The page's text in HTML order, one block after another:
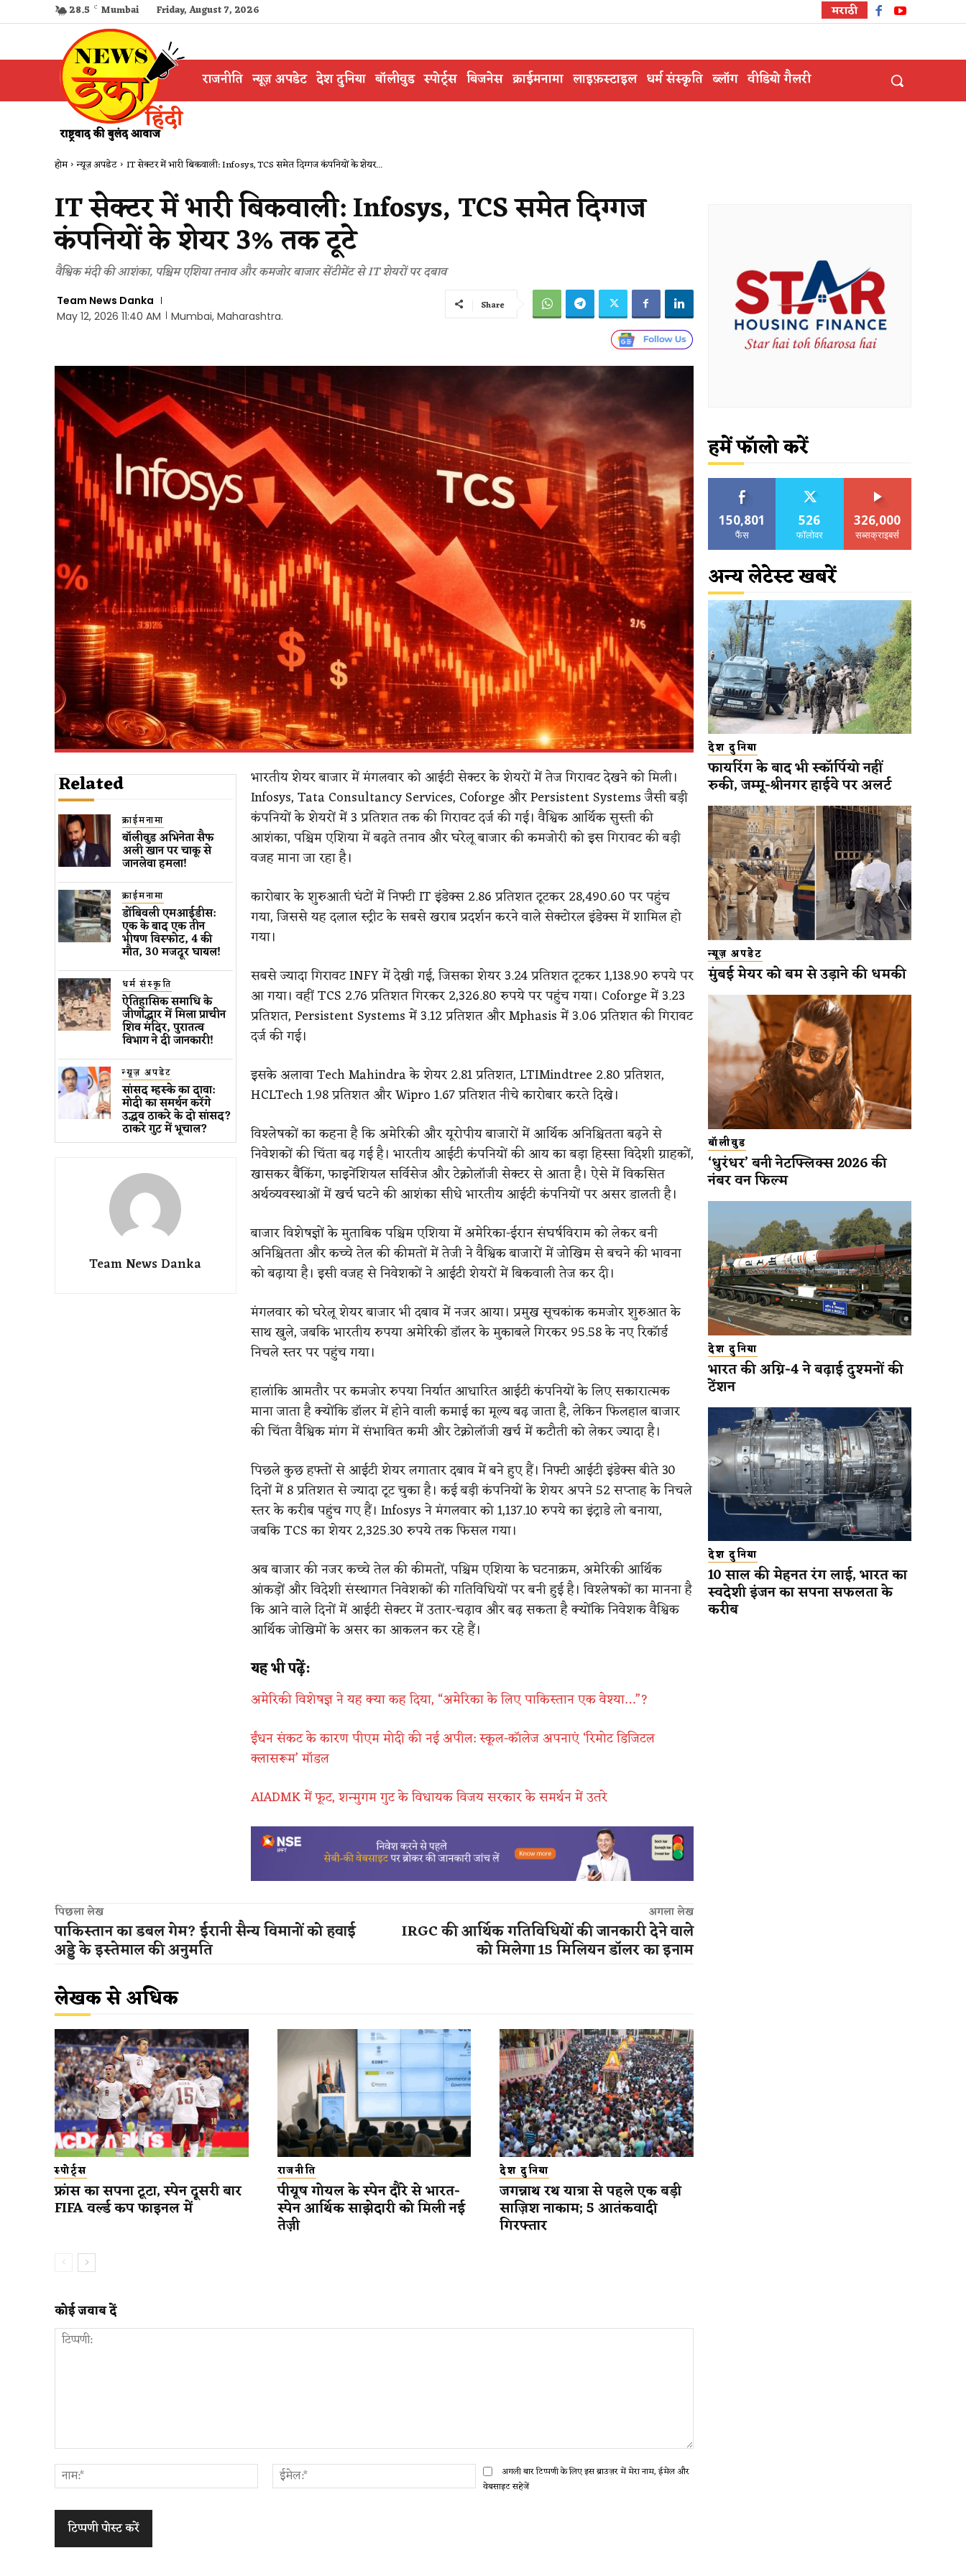
28.5 C Mumbai Friday, August 7, 2026 मराठी
राजनीति न्यूज़ अपडेट देश दुनिया बॉलीवुड स्पोर्ट्स बिजनेस क्राईमनामा लाइफ़स्टाइल धर्म संस्कृति ब्लॉग वीडियो गैलरी
होम न्यूज़ अपडेट IT सेक्टर में भारी बिकवाली: Infosys, TCS समेत दिग्गज कंपनियों के शेयर...
IT सेक्टर में भारी बिकवाली: Infosys, TCS समेत दिग्गज
कंपनियों के शेयर 3% तक टूटे
वैश्विक मंदी की आशंका, पश्चिम एशिया तनाव और कमजोर बाजार सेंटीमेंट से IT शेयरों पर दबाव
Team News Danka
May 12, 2026 11:40 AM
Mumbai, Maharashtra.
Share
Related
क्राईमनामा
बॉलीवुड​ अभिनेता सैफ
अली खान पर चाकू से ​
जानलेवा हमला​!
क्राईमनामा
डोंबिवली एमआईडीस:
एक के बाद एक तीन
भीषण विस्फोट, 4 की
मौत, 30 मजदूर घायल!
धर्म संस्कृति
ऐतिहासिक समाधि के
जीर्णोद्धार में मिला प्राचीन
शिव मंदिर, पुरातत्व
विभाग ने दी जानकारी!
न्यूज़ अपडेट
सांसद म्हस्के का दावा:
मोदी का समर्थन करेंगे
उद्धव ठाकरे के दो सांसद?
ठाकरे गुट में भूचाल?
Team News Danka
भारतीय शेयर बाजार में मंगलवार को आईटी सेक्टर के शेयरों में तेज गिरावट देखने को मिली।
Infosys, Tata Consultancy Services, Coforge और Persistent Systems जैसी बड़ी
कंपनियों के शेयरों में 3 प्रतिशत तक की गिरावट दर्ज की गई। वैश्विक आर्थिक सुस्ती की
आशंका, पश्चिम एशिया में बढ़ते तनाव और घरेलू बाजार की कमजोरी को इस गिरावट की बड़ी
वजह माना जा रहा है।
कारोबार के शुरुआती घंटों में निफ्टी IT इंडेक्स 2.86 प्रतिशत टूटकर 28,490.60 पर पहुंच
गया, जिससे यह दलाल स्ट्रीट के सबसे खराब प्रदर्शन करने वाले सेक्टोरल इंडेक्स में शामिल हो
गया।
सबसे ज्यादा गिरावट INFY में देखी गई, जिसका शेयर 3.24 प्रतिशत टूटकर 1,138.90 रुपये पर
आ गया। वहीं TCS 2.76 प्रतिशत गिरकर 2,326.80 रुपये पर पहुंच गया। Coforge में 3.23
प्रतिशत, Persistent Systems में 3.12 प्रतिशत और Mphasis में 3.06 प्रतिशत की गिरावट
दर्ज की गई।
इसके अलावा Tech Mahindra के शेयर 2.81 प्रतिशत, LTIMindtree 2.80 प्रतिशत,
HCLTech 1.98 प्रतिशत और Wipro 1.67 प्रतिशत नीचे कारोबार करते दिखे।
विश्लेषकों का कहना है कि अमेरिकी और यूरोपीय बाजारों में आर्थिक अनिश्चितता बढ़ने से
निवेशकों की चिंता बढ़ गई है। भारतीय आईटी कंपनियों की आय का बड़ा हिस्सा विदेशी ग्राहकों,
खासकर बैंकिंग, फाइनेंशियल सर्विसेज और टेक्नोलॉजी सेक्टर से आता है। ऐसे में विकसित
अर्थव्यवस्थाओं में खर्च घटने की आशंका सीधे भारतीय आईटी कंपनियों पर असर डालती है।
बाजार विशेषज्ञों के मुताबिक पश्चिम एशिया में अमेरिका-ईरान संघर्षविराम को लेकर बनी
अनिश्चितता और कच्चे तेल की कीमतों में तेजी ने वैश्विक बाजारों में जोखिम से बचने की भावना
को बढ़ाया है। इसी वजह से निवेशकों ने आईटी शेयरों में बिकवाली तेज कर दी।
मंगलवार को घरेलू शेयर बाजार भी दबाव में नजर आया। प्रमुख सूचकांक कमजोर शुरुआत के
साथ खुले, जबकि भारतीय रुपया अमेरिकी डॉलर के मुकाबले गिरकर 95.58 के नए रिकॉर्ड
निचले स्तर पर पहुंच गया।
हालांकि आमतौर पर कमजोर रुपया निर्यात आधारित आईटी कंपनियों के लिए सकारात्मक
माना जाता है क्योंकि डॉलर में होने वाली कमाई का मूल्य बढ़ जाता है, लेकिन फिलहाल बाजार
की चिंता वैश्विक मांग में संभावित कमी और टेक्नोलॉजी खर्च में कटौती को लेकर ज्यादा है।
पिछले कुछ हफ्तों से आईटी शेयर लगातार दबाव में बने हुए हैं। निफ्टी आईटी इंडेक्स बीते 30
दिनों में 8 प्रतिशत से ज्यादा टूट चुका है। कई बड़ी कंपनियों के शेयर अपने 52 सप्ताह के निचले
स्तर के करीब पहुंच गए हैं। Infosys ने मंगलवार को 1,137.10 रुपये का इंट्राडे लो बनाया,
जबकि TCS का शेयर 2,325.30 रुपये तक फिसल गया।
अब बाजार की नजर कच्चे तेल की कीमतों, पश्चिम एशिया के घटनाक्रम, अमेरिकी आर्थिक
आंकड़ों और विदेशी संस्थागत निवेशकों की गतिविधियों पर बनी हुई है। विश्लेषकों का मानना है
कि आने वाले दिनों में आईटी सेक्टर में उतार-चढ़ाव और बढ़ सकता है क्योंकि निवेशक वैश्विक
आर्थिक जोखिमों के असर का आकलन कर रहे हैं।
यह भी पढ़ें:
अमेरिकी विशेषज्ञ ने यह क्या कह दिया, “अमेरिका के लिए पाकिस्तान एक वेश्या…”?
ईंधन संकट के कारण पीएम मोदी की नई अपील: स्कूल-कॉलेज अपनाएं ‘रिमोट डिजिटल
क्लासरूम’ मॉडल
AIADMK में फूट, शन्मुगम गुट के विधायक विजय सरकार के समर्थन में उतरे
पिछला लेख
पाकिस्तान का डबल गेम? ईरानी सैन्य विमानों को हवाई
अड्डे के इस्तेमाल की अनुमति
अगला लेख
IRGC की आर्थिक गतिविधियों की जानकारी देने वाले
को मिलेगा 15 मिलियन डॉलर का इनाम
लेखक से अधिक
स्पोर्ट्स
फ्रांस का सपना टूटा, स्पेन दूसरी बार
FIFA वर्ल्ड कप फाइनल में
राजनीति
पीयूष गोयल के स्पेन दौरे से भारत-
स्पेन आर्थिक साझेदारी को मिली नई
तेज़ी
देश दुनिया
जगन्नाथ रथ यात्रा से पहले एक बड़ी
साज़िश नाकाम; 5 आतंकवादी
गिरफ्तार
कोई जवाब दें
नाम:*
ईमेल:*अगली बार टिप्पणी के लिए इस ब्राउज़र में मेरा नाम, ईमेल और
वेबसाइट सहेजें
हमें फॉलो करें
150,801
फैंस
526
फॉलोवर
326,000
सब्सक्राइबर्स
अन्य लेटेस्ट खबरें
देश दुनिया
फायरिंग के बाद भी स्कॉर्पियो नहीं
रुकी, जम्मू-श्रीनगर हाईवे पर अलर्ट
न्यूज़ अपडेट
मुंबई मेयर को बम से उड़ाने की धमकी
बॉलीवुड
‘धुरंधर’ बनी नेटफ्लिक्स 2026 की
नंबर वन फिल्म
देश दुनिया
भारत की अग्नि-4 ने बढ़ाई दुश्मनों की
टेंशन
देश दुनिया
10 साल की मेहनत रंग लाई, भारत का
स्वदेशी इंजन का सपना सफलता के
करीब